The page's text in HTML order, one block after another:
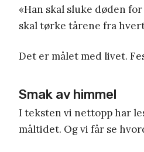
«Han skal sluke døden
skal tørke tårene fra
Det er målet med livet.
Smak av himmel
I teksten vi nettopp har
måltidet. Og vi får se